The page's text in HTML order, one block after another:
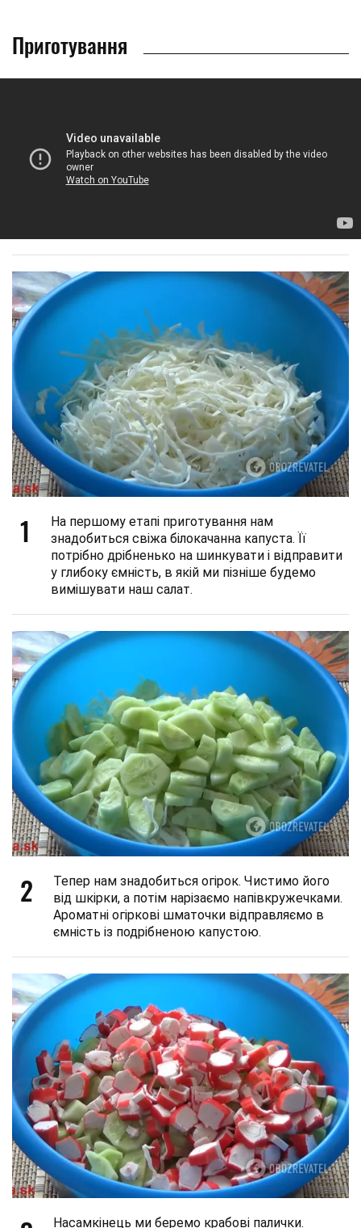
Приготування
1
На першому етапі приготування нам
знадобиться свіжа білокачанна капуста. Її
потрібно дрібненько на шинкувати і відправити
у глибоку ємність, в якій ми пізніше будемо
вимішувати наш салат.
2
Тепер нам знадобиться огірок. Чистимо його
від шкірки, а потім нарізаємо напівкружечками.
Ароматні огіркові шматочки відправляємо в
ємність із подрібненою капустою.
Насамкінець ми беремо крабові палички.